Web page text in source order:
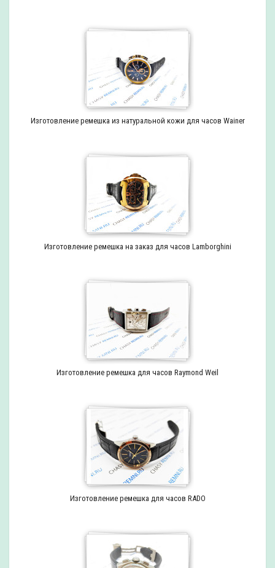
Изготовление ремешка из натуральной кожи для часов Wainer
Изготовление ремешка на заказ для часов Lamborghini
Изготовление ремешка для часов Raymond Weil
Изготовление ремешка для часов RADO